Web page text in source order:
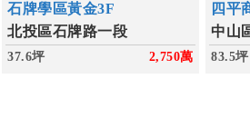
石牌學區黃金3F
北投區石牌路一段
37.6坪 2,750萬
四平
中山
83.5坪